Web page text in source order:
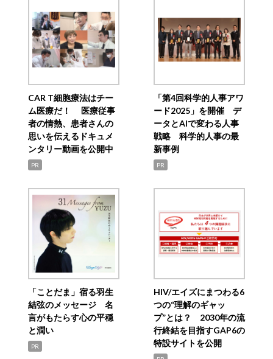
CAR T細胞療法はチー
ム医療だ！ 医療従事
者の情熱、患者さんの
思いを伝えるドキュメ
ンタリー動画を公開中
PR
「第4回科学的人事アワ
ード2025」を開催 デ
ータとAIで変わる人事
戦略 科学的人事の最
新事例
PR
「ことだま」宿る羽生
結弦のメッセージ 名
言がもたらす心の平穏
と潤い
PR
HIV/エイズにまつわる6
つの“理解のギャッ
プ”とは？ 2030年の流
行終結を目指すGAP6の
特設サイトを公開